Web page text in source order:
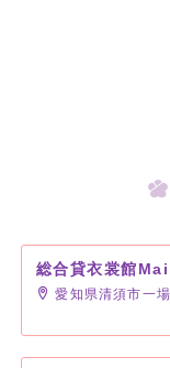
総合貸衣裳館Mai
愛知県清須市一